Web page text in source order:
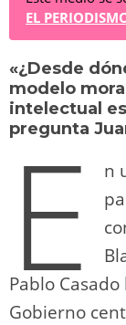
sk
y
o
d
o
n
EL
«¿Desde
modelo
intelectual
pregunta
E
n
Pablo
Gobierno